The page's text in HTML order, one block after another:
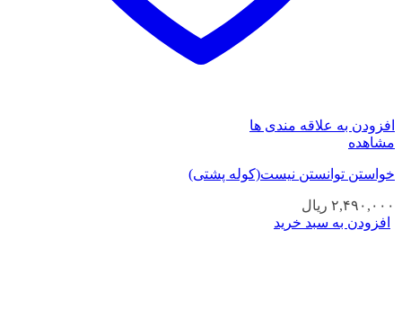
افزودن به علاقه مندی ها
مشاهده
خواستن توانستن نیست(کوله پشتی)
۲,۴۹۰,۰۰۰ ریال
افزودن به سبد خرید